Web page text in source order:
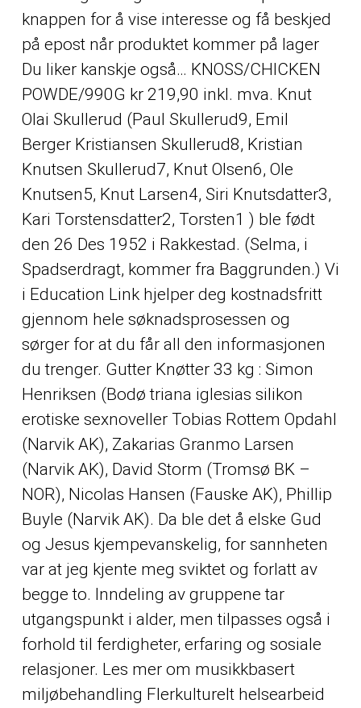
knappen for å vise interesse og få beskjed
på epost når produktet kommer på lager
Du liker kanskje også… KNOSS/CHICKEN
POWDE/990G kr 219,90 inkl. mva. Knut
Olai Skullerud (Paul Skullerud9, Emil
Berger Kristiansen Skullerud8, Kristian
Knutsen Skullerud7, Knut Olsen6, Ole
Knutsen5, Knut Larsen4, Siri Knutsdatter3,
Kari Torstensdatter2, Torsten1 ) ble født
den 26 Des 1952 i Rakkestad. (Selma, i
Spadserdragt, kommer fra Baggrunden.) Vi
i Education Link hjelper deg kostnadsfritt
gjennom hele søknadsprosessen og
sørger for at du får all den informasjonen
du trenger. Gutter Knøtter 33 kg : Simon
Henriksen (Bodø triana iglesias silikon
erotiske sexnoveller Tobias Rottem Opdahl
(Narvik AK), Zakarias Granmo Larsen
(Narvik AK), David Storm (Tromsø BK –
NOR), Nicolas Hansen (Fauske AK), Phillip
Buyle (Narvik AK). Da ble det å elske Gud
og Jesus kjempevanskelig, for sannheten
var at jeg kjente meg sviktet og forlatt av
begge to. Inndeling av gruppene tar
utgangspunkt i alder, men tilpasses også i
forhold til ferdigheter, erfaring og sosiale
relasjoner. Les mer om musikkbasert
miljøbehandling Flerkulturelt helsearbeid